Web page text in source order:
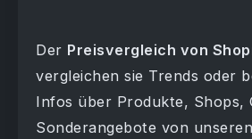
Der Preisvergleich von
vergleichen sie Trends oder
Infos über Produkte, Shops,
Sonderangebote von